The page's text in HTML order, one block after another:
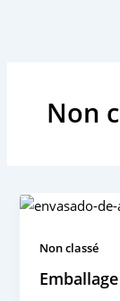
Non
Non classé